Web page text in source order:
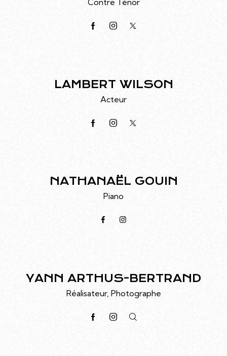
Contre Ténor
LAMBERT WILSON
Acteur
NATHANAËL GOUIN
Piano
YANN ARTHUS-BERTRAND
Réalisateur, Photographe